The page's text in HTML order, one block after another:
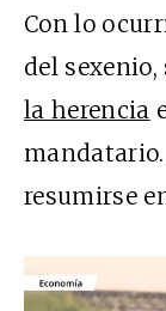
Con lo
del sexenio,
la herencia
resumirse